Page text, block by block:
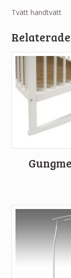
Tvätt handtvätt